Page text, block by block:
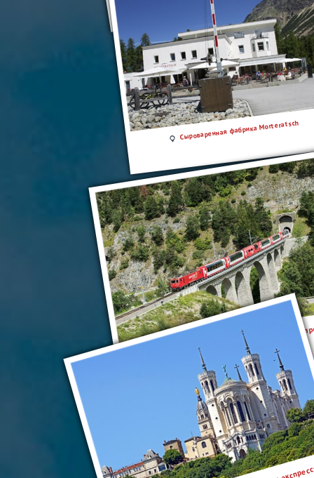
Сыроваренная фабрика Morteratsch
«Ледниковый экспресс» и «Бернина